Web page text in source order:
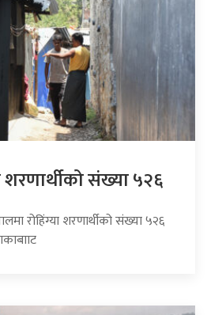
शरणार्थीको संख्या ५२६
रोहिंग्या शरणार्थीको संख्या ५२६